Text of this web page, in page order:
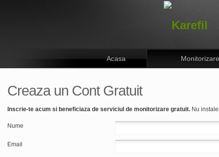
Acasa Monitorizare
Creaza un Cont Gratuit
Inscrie-te acum si beneficiaza de serviciul de monitorizare gratuit. Nu
Nume
Email